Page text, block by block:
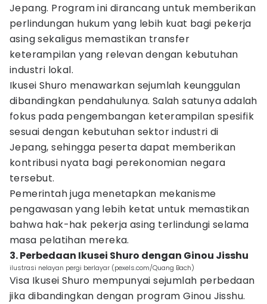
Jepang. Program ini dirancang untuk memberikan
perlindungan hukum yang lebih kuat bagi pekerja
asing sekaligus memastikan transfer
keterampilan yang relevan dengan kebutuhan
industri lokal.
Ikusei Shuro menawarkan sejumlah keunggulan
dibandingkan pendahulunya. Salah satunya adalah
fokus pada pengembangan keterampilan spesifik
sesuai dengan kebutuhan sektor industri di
Jepang, sehingga peserta dapat memberikan
kontribusi nyata bagi perekonomian negara
tersebut.
Pemerintah juga menetapkan mekanisme
pengawasan yang lebih ketat untuk memastikan
bahwa hak-hak pekerja asing terlindungi selama
masa pelatihan mereka.
3. Perbedaan Ikusei Shuro dengan Ginou Jisshu
ilustrasi nelayan pergi berlayar (pexels.com/Quang Bach)
Visa Ikusei Shuro mempunyai sejumlah perbedaan
jika dibandingkan dengan program Ginou Jisshu.